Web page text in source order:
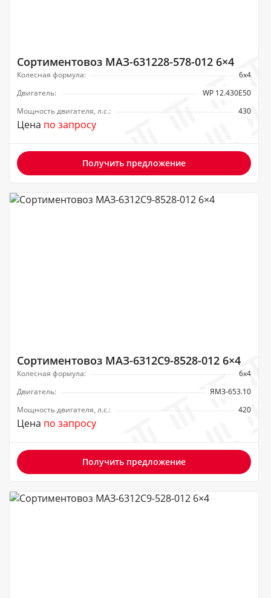
Сортиментовоз МАЗ-631228-578-012 6×4
Колесная формула:
6х4
Двигатель:
WP 12.430Е50
Мощность двигателя, л.с.:
430
Цена по запросу
Получить предложение
Сортиментовоз МАЗ-6312C9-8528-012 6×4
Колесная формула:
6х4
Двигатель:
ЯМЗ-653.10
Мощность двигателя, л.с.:
420
Цена по запросу
Получить предложение